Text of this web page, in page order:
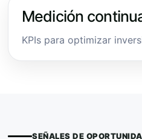
Medición
KPIs para optimizar
SEÑALES DE